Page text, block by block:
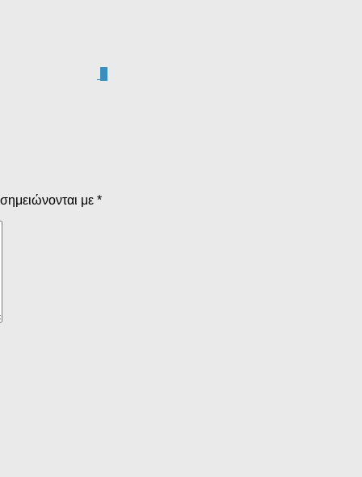
με *